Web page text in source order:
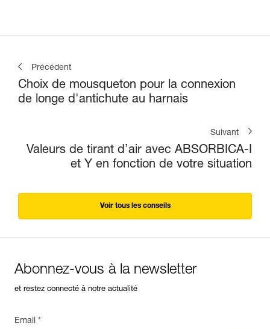
Précédent
Choix de mousqueton pour la connexion
de longe d'antichute au harnais
Suivant
Valeurs de tirant d’air avec ABSORBICA-I
et Y en fonction de votre situation
Voir tous les conseils
Abonnez-vous à la newsletter
et restez connecté à notre actualité
Email *